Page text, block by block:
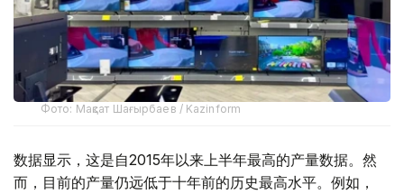
Фото: Мақсат Шағырбаев / Kazinform
数据显示，这是自2015年以来上半年最高的产量数据。然
而，目前的产量仍远低于十年前的历史最高水平。例如，